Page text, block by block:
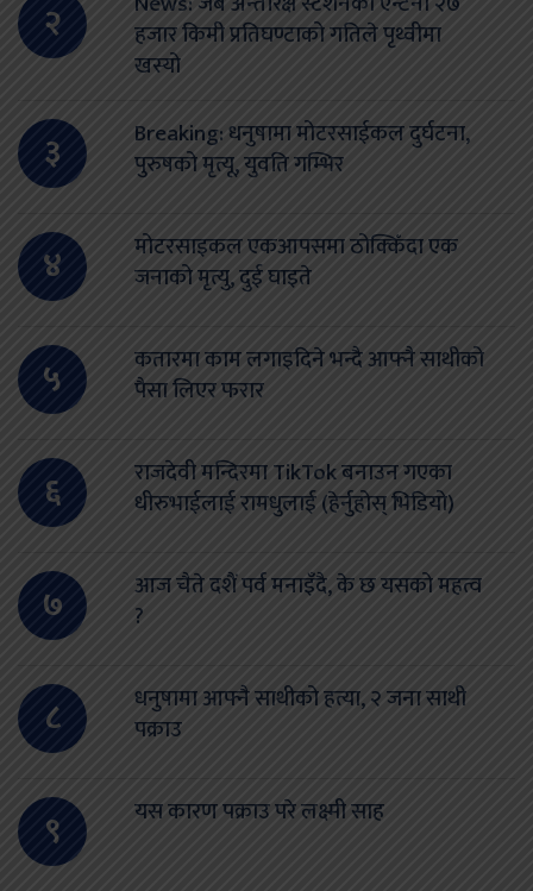
२
हजार किमी प्रतिघण्टाको गतिले पृथ्वीमा
खस्यो
३
Breaking: धनुषामा मोटरसाईकल दुर्घटना,
पुरुषको मृत्यू, युवति गम्भिर
४
मोटरसाइकल एकआपसमा ठोक्किँदा एक
जनाको मृत्यु, दुई घाइते
५
कतारमा काम लगाइदिने भन्दै आफ्नै साथीको
पैसा लिएर फरार
६
राजदेवी मन्दिरमा TikTok बनाउन गएका
धीरुभाईलाई रामधुलाई (हेर्नुहोस् भिडियो)
७
आज चैते दशैं पर्व मनाइँदै, के छ यसको महत्व
?
८
धनुषामा आफ्नै साथीको हत्या, २ जना साथी
पक्राउ
९ यस कारण पक्राउ परे लक्ष्मी साह